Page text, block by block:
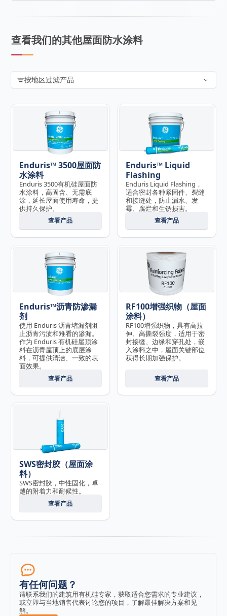
查看我们的其他屋面防水涂料
按地区过滤产品
Enduris™ 3500屋面防
水涂料
Enduris 3500有机硅屋面防
水涂料，高固含、无需底
涂，延长屋面使用寿命，提
供持久保护。
查看产品
Enduris™ Liquid
Flashing
Enduris Liquid Flashing，
适合密封各种紧固件、裂缝
和接缝处，防止漏水、发
霉、腐烂和生锈损害。
查看产品
Enduris™沥青防渗漏
剂
使用 Enduris 沥青堵漏剂阻
止沥青污渍和难看的渗漏。
作为 Enduris 有机硅屋顶涂
料在沥青屋顶上的底层涂
料，可提供清洁、一致的表
面效果。
查看产品
RF100增强织物（屋面
涂料）
RF100增强织物，具有高拉
伸、高撕裂强度，适用于密
封接缝、边缘和穿孔处，嵌
入涂料之中，屋面关键部位
获得长期加强保护。
查看产品
SWS密封胶（屋面涂
料）
SWS密封胶，中性固化，卓
越的附着力和耐候性。
查看产品
有任何问题？
请联系我们的建筑用有机硅专家，获取适合您需求的专业建议，
或立即与当地销售代表讨论您的项目，了解最佳解决方案和见
解。